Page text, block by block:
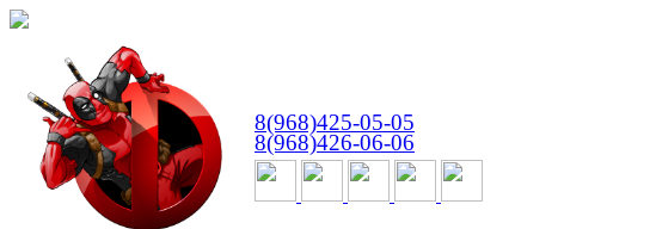
8(968)425-05-05
8(968)426-06-06